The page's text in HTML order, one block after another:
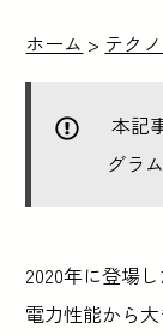
ホーム > テク
本記
グラ
2020年に登場
電力性能から